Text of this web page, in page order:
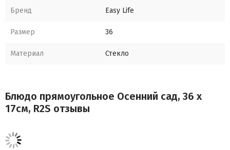
Бренд Easy Life
Размер 36
Материал Стекло
Блюдо прямоугольное Осенний сад, 36 х
17см, R2S отзывы